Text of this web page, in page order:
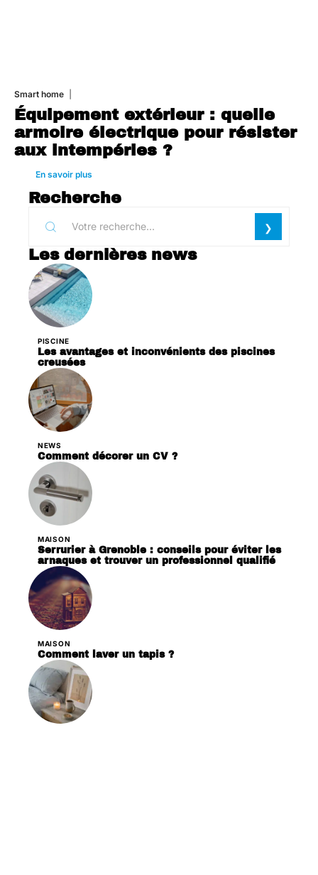
Smart home
Équipement extérieur : quelle
armoire électrique pour résister
aux intempéries ?
En savoir plus
Recherche
Les dernières news
PISCINE
Les avantages et inconvénients des piscines
creusées
NEWS
Comment décorer un CV ?
MAISON
Serrurier à Grenoble : conseils pour éviter les
arnaques et trouver un professionnel qualifié
MAISON
Comment laver un tapis ?